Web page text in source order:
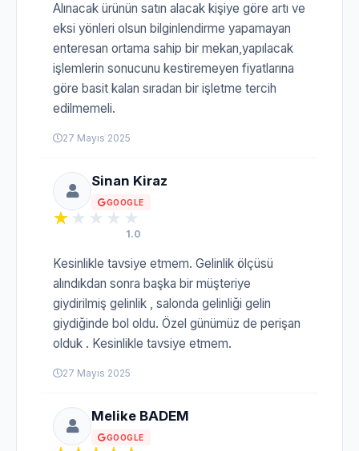
Alınacak ürünün satın alacak kişiye göre artı ve
eksi yönleri olsun bilginlendirme yapamayan
enteresan ortama sahip bir mekan,yapılacak
işlemlerin sonucunu kestiremeyen fiyatlarına
göre basit kalan sıradan bir işletme tercih
edilmemeli.
27 Mayıs 2025
Sinan Kiraz
GOOGLE
1.0
Kesinlikle tavsiye etmem. Gelinlik ölçüsü
alındıkdan sonra başka bir müşteriye
giydirilmiş gelinlik , salonda gelinliği gelin
giydiğinde bol oldu. Özel günümüz de perişan
olduk . Kesinlikle tavsiye etmem.
27 Mayıs 2025
Melike BADEM
GOOGLE